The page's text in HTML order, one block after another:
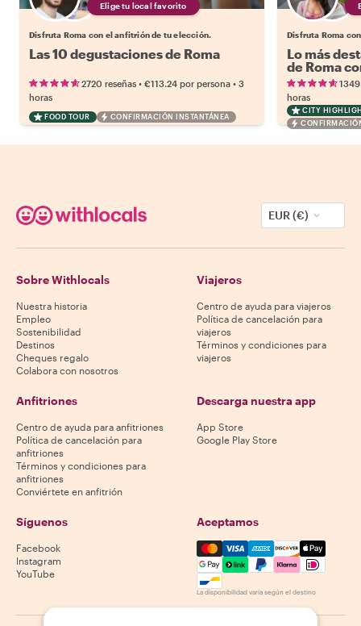
Elige tu local favorito
Disfruta Roma con el anfitrión de tu elección.
Las 10 degustaciones de Roma
2720 reseñas • €113.24 por persona • 3
horas
FOOD TOUR CONFIRMACIÓN INSTANTÁNEA
Disfruta Roma
Lo más
de Roma
horas
CITY
EUR (€)
Sobre Withlocals
Nuestra historia
Empleo
Sostenibilidad
Destinos
Cheques regalo
Colabora con nosotros
Viajeros
Centro de ayuda para viajeros
Política de cancelación para
viajeros
Términos y condiciones para
viajeros
Anfitriones
Centro de ayuda para anfitriones
Política de cancelación para
anfitriones
Términos y condiciones para
anfitriones
Conviértete en anfitrión
Descarga nuestra app
App Store
Google Play Store
Síguenos
Facebook
Instagram
YouTube
Aceptamos
Mastercard, Visa, Amex,
La disponibilidad varía según el destino